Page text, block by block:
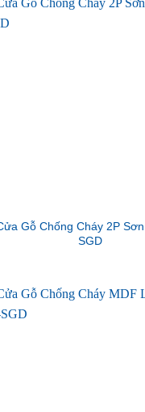
Gỗ Chống Cháy 2P
SGD